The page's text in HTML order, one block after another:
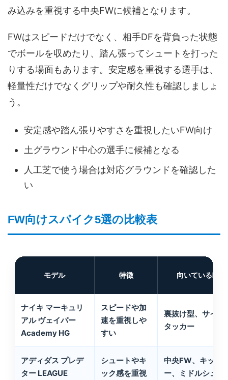
み込みを重視する中央FWに候補となります。
FWはスピードだけでなく、相手DFを背負った状態
でボールを収めたり、踏ん張ってシュートを打った
りする場面もあります。安定感を重視する選手は、
軽量性だけでなくグリップや耐久性も確認しましょ
う。
安定感や踏ん張りやすさを重視したいFW向け
土グラウンド中心の選手に候補となる
人工芝で使う場合は対応グラウンドを確認した
い
FW向けスパイク5選の比較表
モデル 特徴 向いているFW
ナイキ マーキュリ
アル ヴェイパー
Academy HG
スピードや加
速を重視しや
すい
裏抜け型、サイド
タッカー
アディダス プレデ
ター LEAGUE
シュートやキ
ック感を重視
中央FW、キッカ
ー、ミドルシュー